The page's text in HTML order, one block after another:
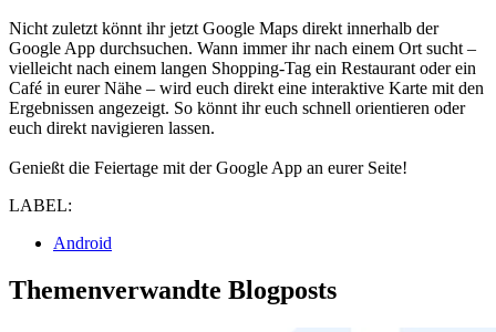
Nicht zuletzt könnt ihr jetzt Google Maps direkt innerhalb der
Google App durchsuchen. Wann immer ihr nach einem Ort sucht –
vielleicht nach einem langen Shopping-Tag ein Restaurant oder ein
Café in eurer Nähe – wird euch direkt eine interaktive Karte mit den
Ergebnissen angezeigt. So könnt ihr euch schnell orientieren oder
euch direkt navigieren lassen.
Genießt die Feiertage mit der Google App an eurer Seite!
LABEL:
Android
Themenverwandte Blogposts